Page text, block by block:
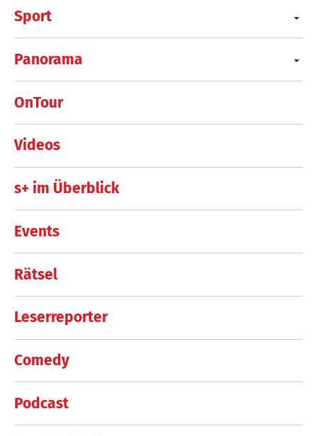
Sport
Panorama
OnTour
Videos
s+ im Überblick
Events
Rätsel
Leserreporter
Comedy
Podcast